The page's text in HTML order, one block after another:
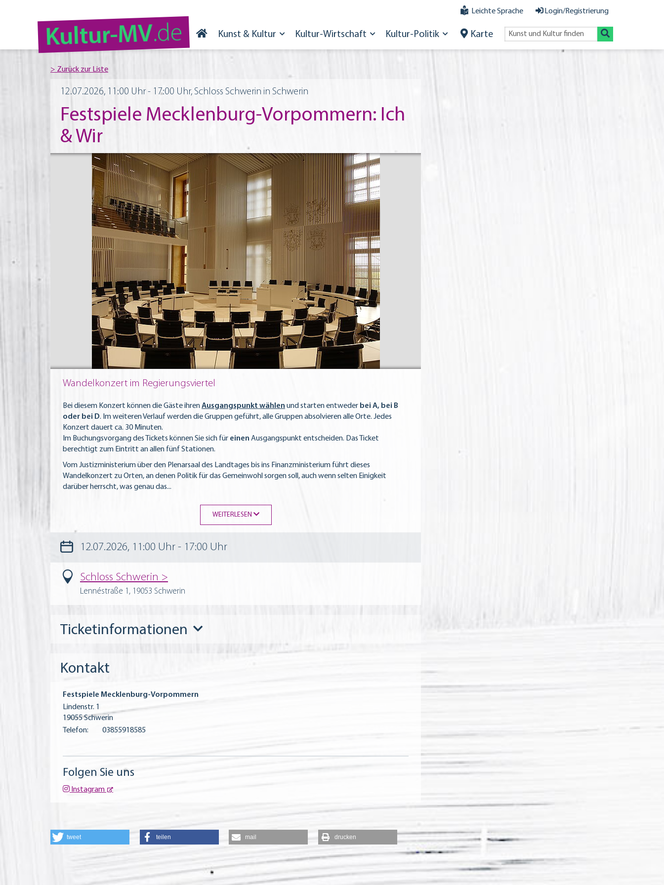
Leichte Sprache Login/Registrierung
Kultur-MV.de Kunst & Kultur Kultur-Wirtschaft Kultur-Politik Karte
12.07.2026, 11:00 Uhr - 17:00 Uhr, Schloss Schwerin in Schwerin
Festspiele Mecklenburg-Vorpommern: Ich
& Wir
Wandelkonzert im Regierungsviertel
Bei diesem Konzert können die Gäste ihrenAusgangspunkt wählen und starten entweder bei A, bei B
oder bei D. Im weiteren Verlauf werden die Gruppen geführt, alle Gruppen absolvieren alle Orte. Jedes
Konzert dauert ca. 30 Minuten.
Im Buchungsvorgang des Tickets können Sie sich für einen Ausgangspunkt entscheiden. Das Ticket
berechtigt zum Eintritt an allen fünf Stationen.
Vom Justizministerium über den Plenarsaal des Landtages bis ins Finanzministerium führt dieses
Wandelkonzert zu Orten, an denen Politik für das Gemeinwohl sorgen soll, auch wenn selten Einigkeit
darüber herrscht, was genau das...
WEITERLESEN
12.07.2026, 11:00 Uhr - 17:00 Uhr
Schloss Schwerin
Lennéstraße 1, 19053 Schwerin
Ticketinformationen
Kontakt
Festspiele Mecklenburg-Vorpommern
Lindenstr. 1
19055 Schwerin
Telefon:
03855918585
Folgen Sie uns
Instagram
tweet teilen mail drucken